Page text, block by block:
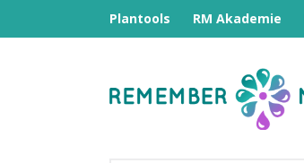
Plantools RM Akademie